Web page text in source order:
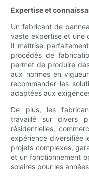
Expertise et
Un fabricant de
vaste expertise et une
Il maîtrise
procédés de
permet de produire
aux normes en
recommander les
adaptées aux
De plus, les
travaillé sur divers
résidentielles,
expérience diversifiée
projets complexes,
et un fonctionnement
solaires pour les